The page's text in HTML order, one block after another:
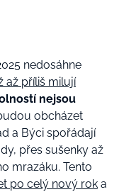
nedosáhne
až příliš milují
nejsou
obcházet
a Býci spořádají
přes sušenky až
mrazáku. Tento
po celý nový rok a